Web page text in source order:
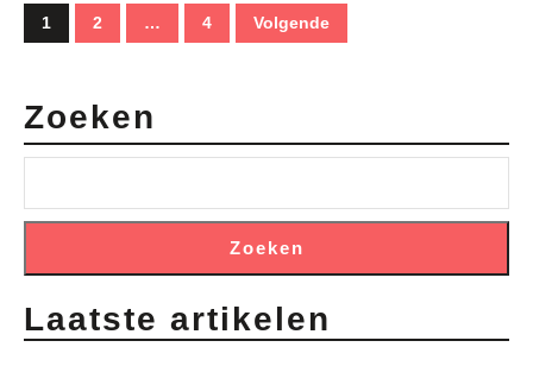
Berichten
paginering
1 2 … 4 Volgende
Zoeken
Zoeken
Laatste artikelen